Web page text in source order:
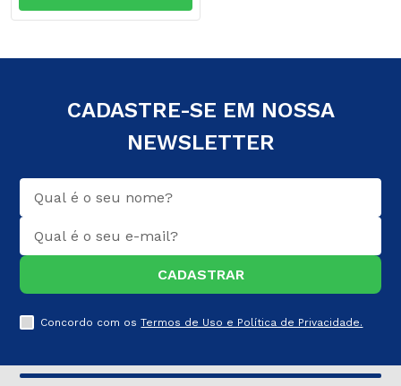
CADASTRE-SE EM NOSSA
NEWSLETTER
CADASTRAR
Concordo com osTermos de Uso e Política de Privacidade.